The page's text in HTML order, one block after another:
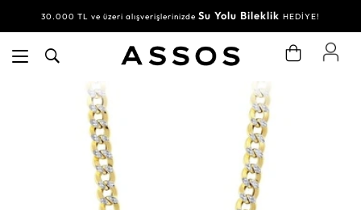
30.000 TL ve üzeri alışverişlerinizde Su Yolu Bileklik HEDİYE!